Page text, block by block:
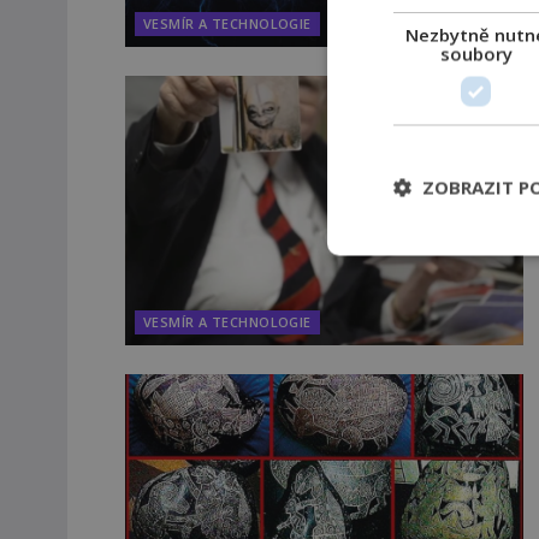
VESMÍR A TECHNOLOGIE
VESMÍR A TECHNOLOGIE
Nezbytně
soubory
ZOBRAZIT